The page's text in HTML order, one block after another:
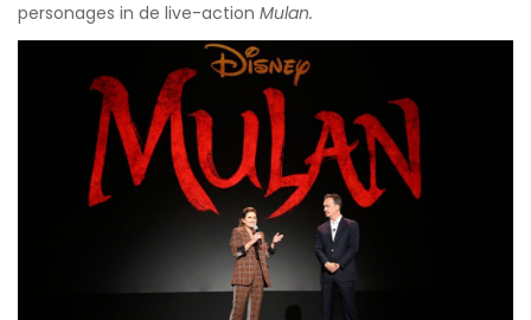
personages in de live-action Mulan.